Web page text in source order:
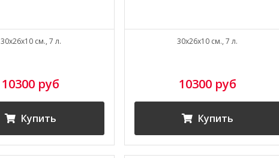
30x26x10 см., 7 л.
10300 руб
Купить
30x26x10 см., 7 л.
10300 руб
Купить